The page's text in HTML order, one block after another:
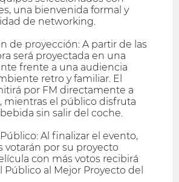
una bienvenida formal y
de networking.
de proyección: A partir de las
será proyectada en una
frente a una audiencia
retro y familiar. El
por FM directamente a
mientras el público disfruta
sin salir del coche.
Al finalizar el evento,
votarán por su proyecto
con más votos recibirá
Público al Mejor Proyecto del